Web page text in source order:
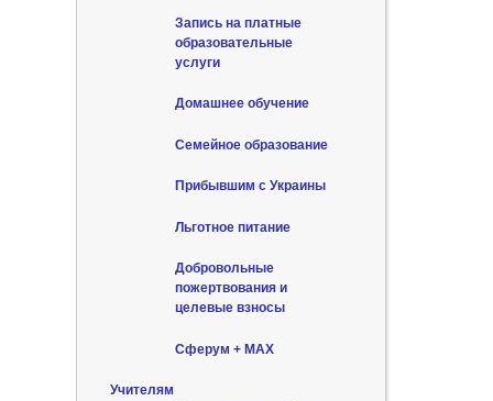
Запись на платные
образовательные
услуги
Домашнее обучение
Семейное образование
Прибывшим с Украины
Льготное питание
Добровольные
пожертвования и
целевые взносы
Сферум + MAX
Учителям